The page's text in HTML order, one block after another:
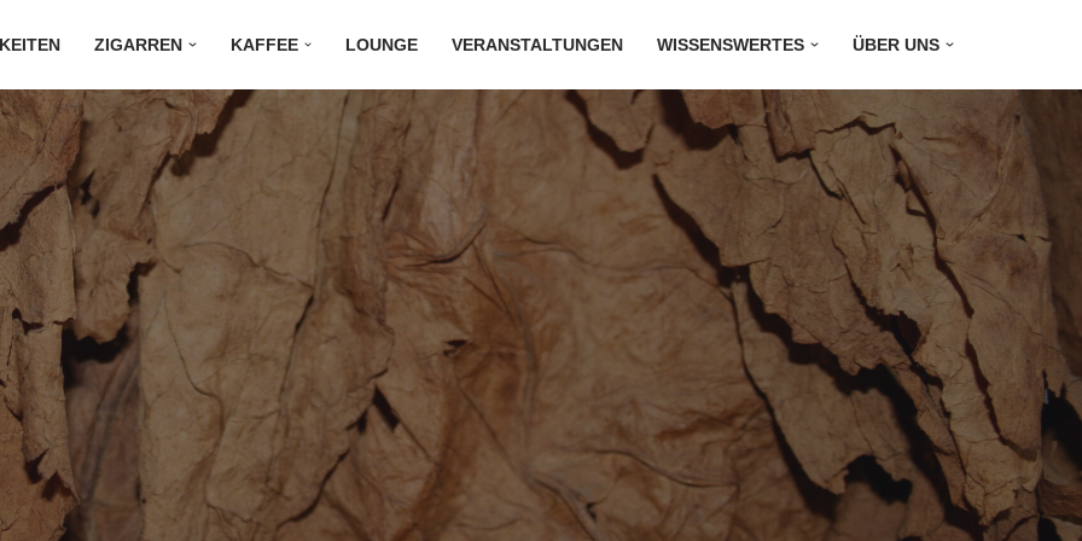
ZIGARREN KAFFEE LOUNGE VERANSTALTUNGEN WISSENSWERTES ÜBER UNS